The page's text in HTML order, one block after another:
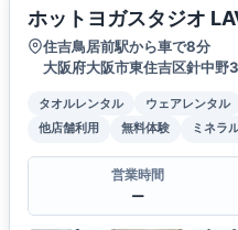
ホットヨガスタジオ
住吉鳥居前駅から車で8分
大阪府大阪市東住吉区針中
タオルレンタル ウェアレンタル
他店舗利用
無料体験 ミネラ
営業時間
ー